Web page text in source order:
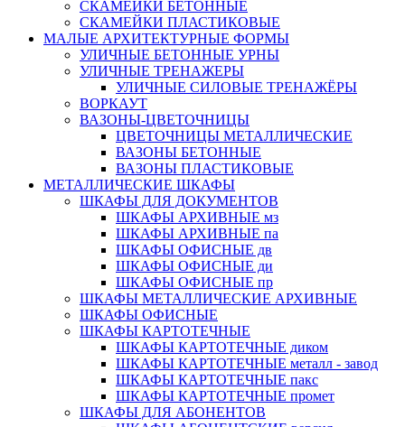
СКАМЕЙКИ БЕТОННЫЕ
СКАМЕЙКИ ПЛАСТИКОВЫЕ
МАЛЫЕ АРХИТЕКТУРНЫЕ ФОРМЫ
УЛИЧНЫЕ БЕТОННЫЕ УРНЫ
УЛИЧНЫЕ ТРЕНАЖЕРЫ
УЛИЧНЫЕ СИЛОВЫЕ ТРЕНАЖЁРЫ
ВОРКАУТ
ВАЗОНЫ-ЦВЕТОЧНИЦЫ
ЦВЕТОЧНИЦЫ МЕТАЛЛИЧЕСКИЕ
ВАЗОНЫ БЕТОННЫЕ
ВАЗОНЫ ПЛАСТИКОВЫЕ
МЕТАЛЛИЧЕСКИЕ ШКАФЫ
ШКАФЫ ДЛЯ ДОКУМЕНТОВ
ШКАФЫ АРХИВНЫЕ мз
ШКАФЫ АРХИВНЫЕ па
ШКАФЫ ОФИСНЫЕ дв
ШКАФЫ ОФИСНЫЕ ди
ШКАФЫ ОФИСНЫЕ пр
ШКАФЫ МЕТАЛЛИЧЕСКИЕ АРХИВНЫЕ
ШКАФЫ ОФИСНЫЕ
ШКАФЫ КАРТОТЕЧНЫЕ
ШКАФЫ КАРТОТЕЧНЫЕ диком
ШКАФЫ КАРТОТЕЧНЫЕ металл - завод
ШКАФЫ КАРТОТЕЧНЫЕ пакс
ШКАФЫ КАРТОТЕЧНЫЕ промет
ШКАФЫ ДЛЯ АБОНЕНТОВ